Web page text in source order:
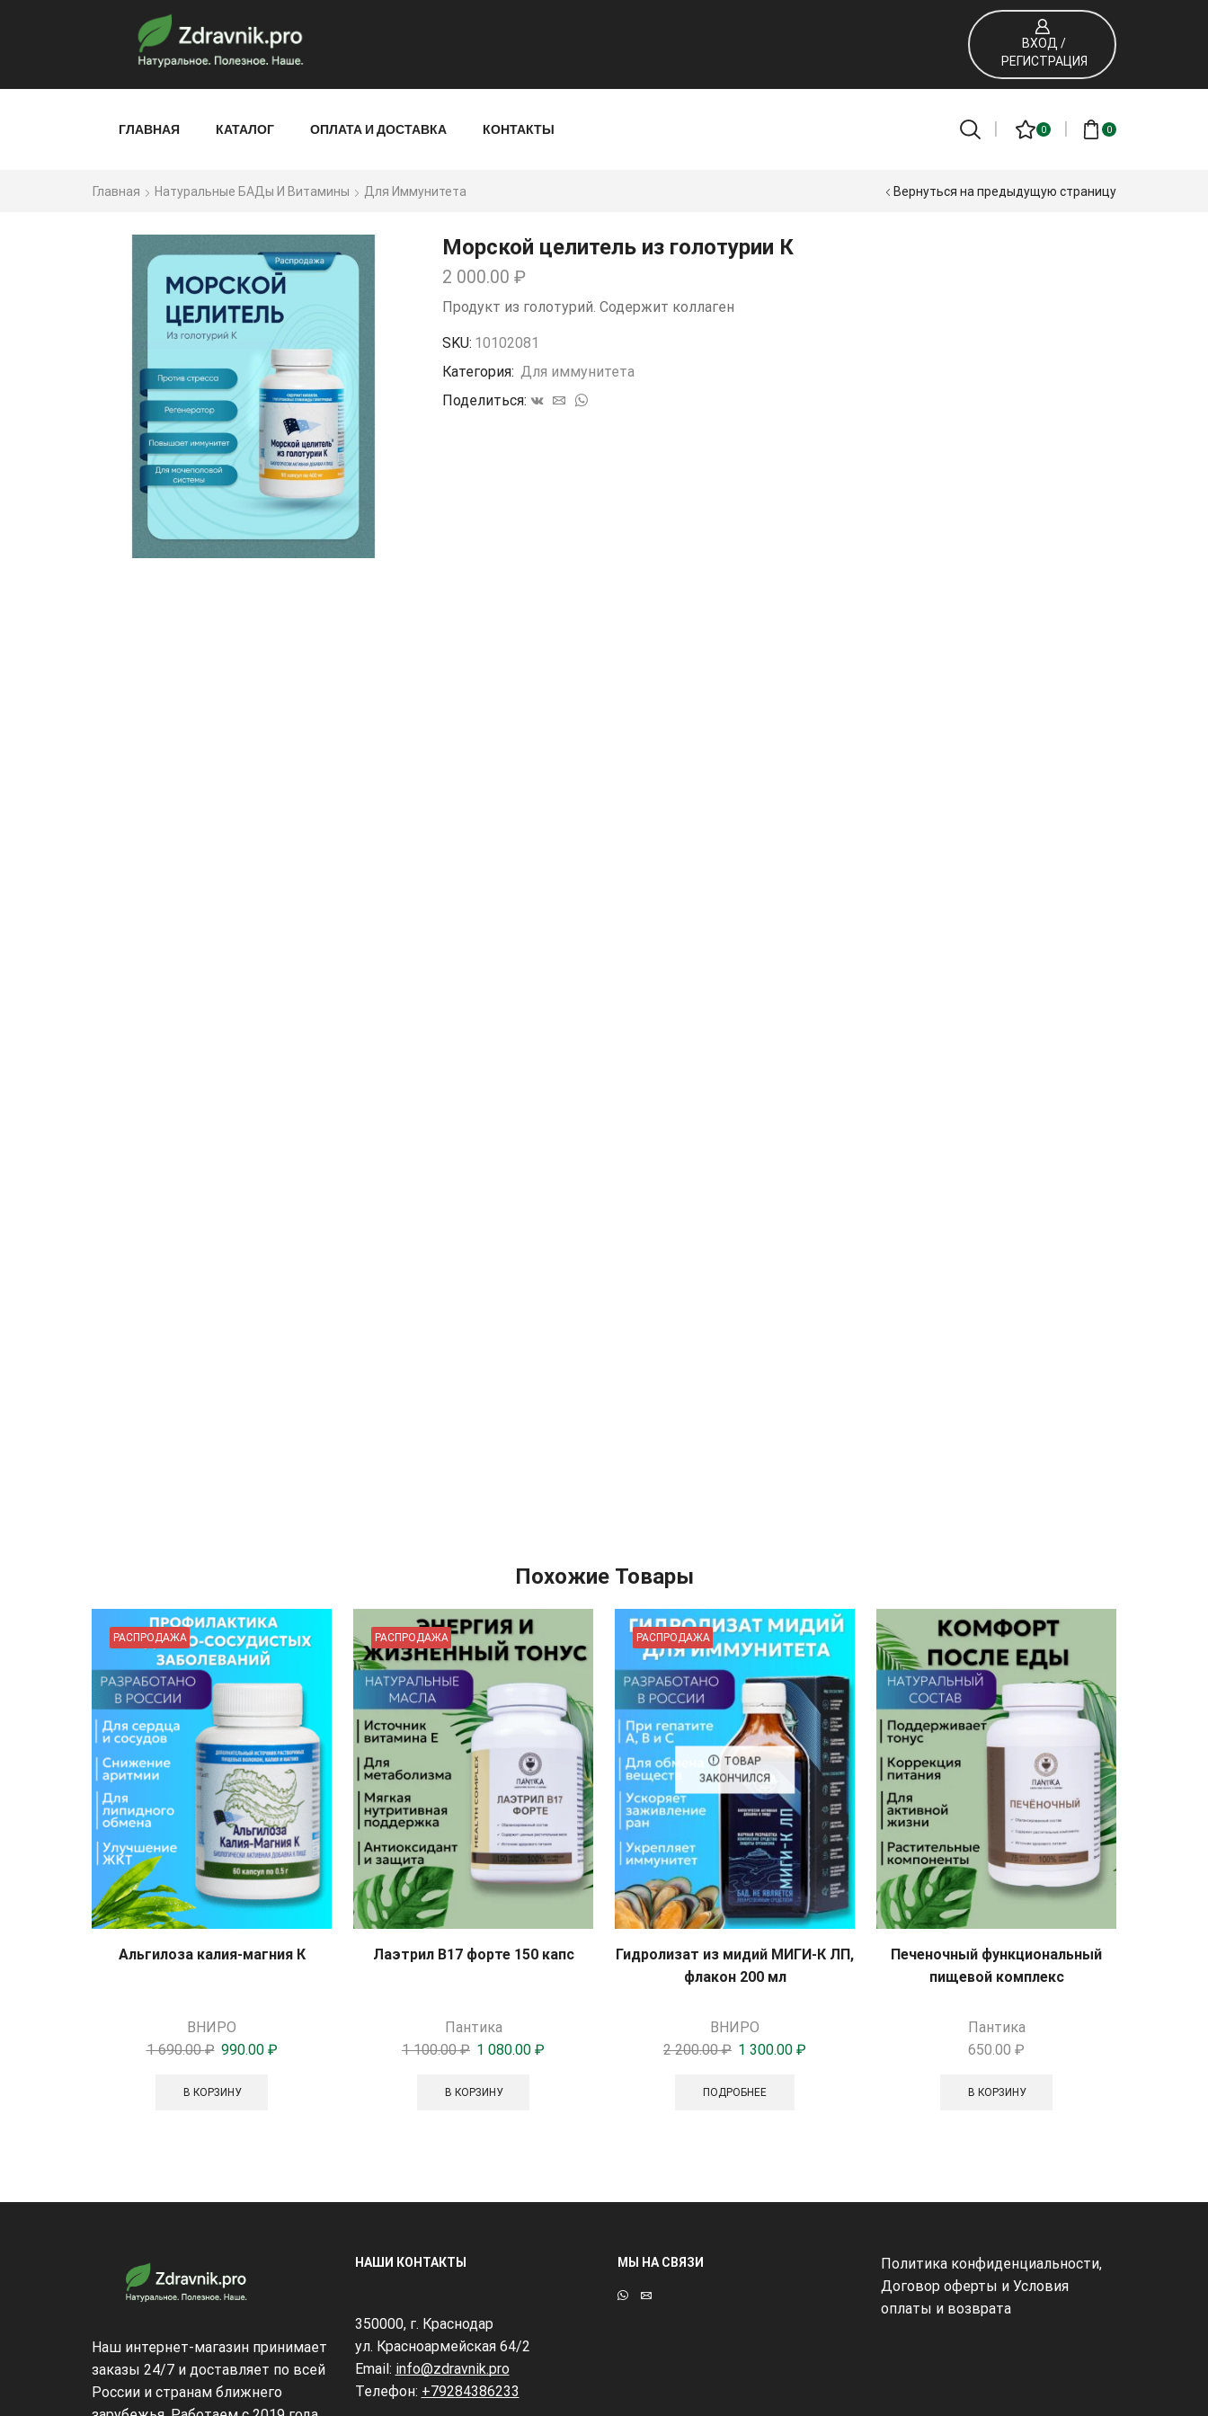
ВХОД /
РЕГИСТРАЦИЯ
ГЛАВНАЯ КАТАЛОГ ОПЛАТА И ДОСТАВКА КОНТАКТЫ 0 0
Главная Натуральные БАДы И Витамины Для Иммунитета Вернуться на предыдущую страницу
Морской целитель из голотурии К
2 000.00 ₽
Продукт из голотурий. Содержит коллаген
SKU: 10102081
Категория: Для иммунитета
Поделиться:
Похожие Товары
РАСПРОДАЖА
Альгилоза калия-магния К
ВНИРО
1 690.00₽ 990.00 ₽
В КОРЗИНУ
РАСПРОДАЖА
Лаэтрил B17 форте 150 капс
Пантика
1 100.00₽ 1 080.00 ₽
В КОРЗИНУ
РАСПРОДАЖА
ТОВАР
ЗАКОНЧИЛСЯ
Гидролизат из мидий МИГИ-К ЛП,
флакон 200 мл
ВНИРО
2 200.00₽ 1 300.00 ₽
ПОДРОБНЕЕ
Печеночный функциональный
пищевой комплекс
Пантика
650.00 ₽
В КОРЗИНУ
Наш интернет-магазин принимает
заказы 24/7 и доставляет по всей
России и странам ближнего
НАШИ КОНТАКТЫ
350000, г. Краснодар
ул. Красноармейская 64/2
Email: info@zdravnik.pro
Телефон: +79284386233
МЫ НА СВЯЗИ Политика конфиденциальности,
Договор оферты и Условия
оплаты и возврата